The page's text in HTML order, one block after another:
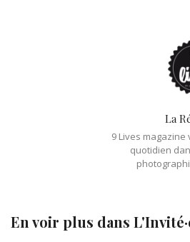
La
9 Lives
quotidien
En voir plus dans